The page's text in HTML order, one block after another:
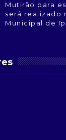
Mutirão para
será realizado
Municipal de